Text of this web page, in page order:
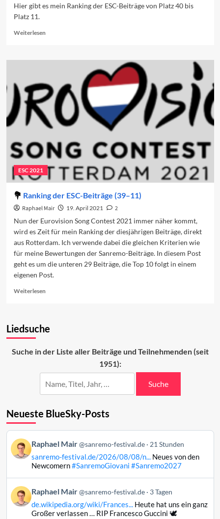
Hier gibt es mein Ranking der ESC-Beiträge von Platz 40 bis
Platz 11.
WeiterlesenRead
Ranking
Beiträge
2022
(40–
11)
ESC 2021
Ranking der ESC-Beiträge (39–11)
Raphael Mair 19. April 2021
2
Nun der Eurovision Song Contest 2021 immer näher kommt,
wird es Zeit für mein Ranking der diesjährigen Beiträge, direkt
aus Rotterdam. Ich verwende dabei die gleichen Kriterien wie
für meine Bewertungen der Sanremo-Beiträge. In diesem Post
geht es um die unteren 29 Beiträge, die Top 10 folgt in einem
eigenen Post.
WeiterlesenRead
der
(39–
Liedsuche
Suche in der Liste aller Beiträge und Teilnehmenden (seit
1951):
Suche
Neueste BlueSky-Posts
Beitrag
von
Raphael
Bluesky
ansehen
Raphael Mair @sanremo-festival.de 21 Stunden
sanremo-festival.de/2026/08/08/n...Neues von den
Newcomern#SanremoGiovani #Sanremo2027
Beitrag
von
Raphael
Raphael Mair @sanremo-festival.de 3 Tagen
de.wikipedia.org/wiki/Frances...Heute hat uns ein ganz
Großer verlassen … RIP Francesco Guccini 🕊️